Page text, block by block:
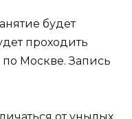
будет
проходить
по Москве. Запись